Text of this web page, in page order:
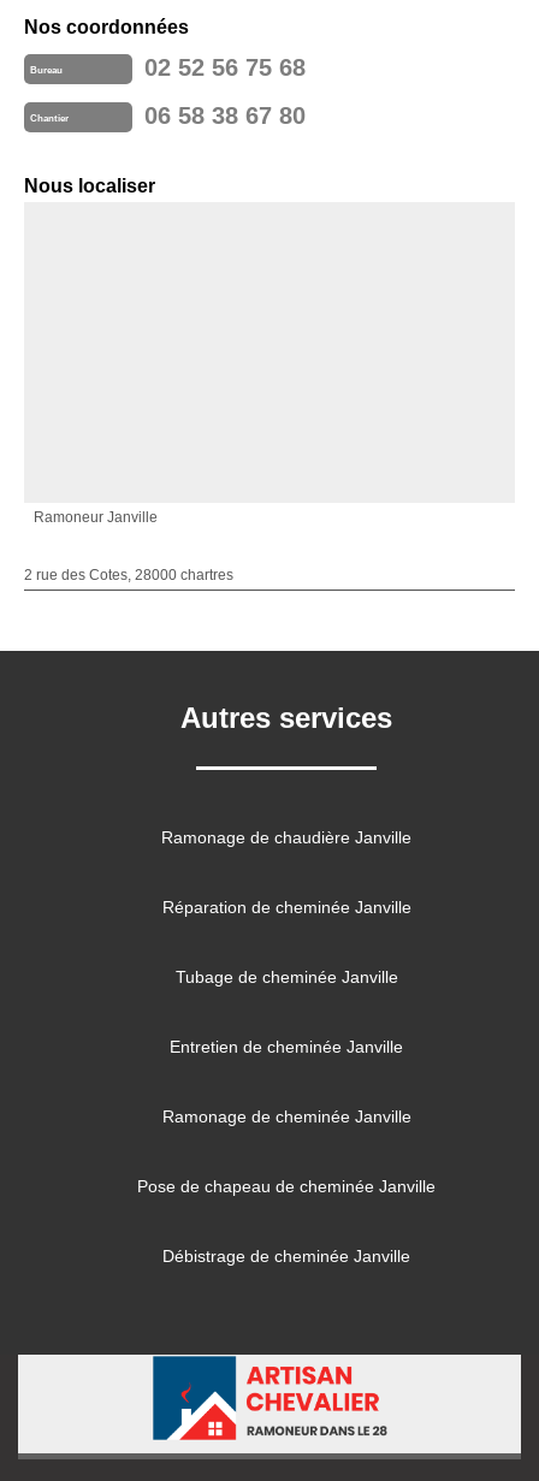
Nos coordonnées
Bureau 02 52 56 75 68
Chantier 06 58 38 67 80
Nous localiser
Ramoneur Janville
2 rue des Cotes, 28000 chartres
Autres services
Ramonage de chaudière Janville
Réparation de cheminée Janville
Tubage de cheminée Janville
Entretien de cheminée Janville
Ramonage de cheminée Janville
Pose de chapeau de cheminée Janville
Débistrage de cheminée Janville